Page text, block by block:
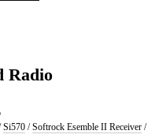
Radio
Si570 /Softrock Esemble II Receiver /